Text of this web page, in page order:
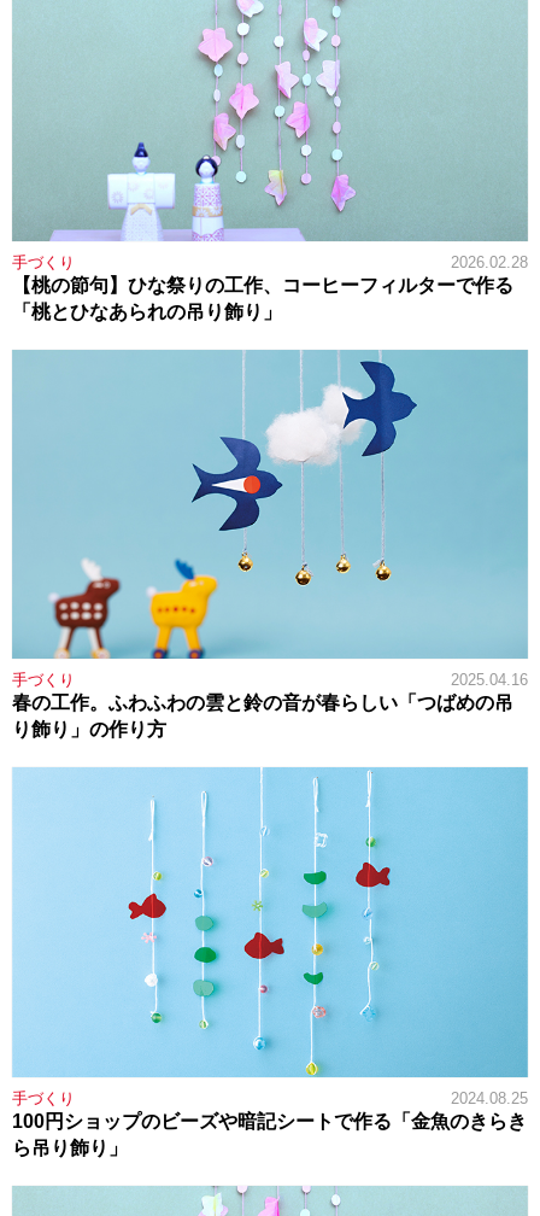
手づくり 2026.02.28
【桃の節句】ひな祭りの工作、コーヒーフィルターで作る
「桃とひなあられの吊り飾り」
手づくり 2025.04.16
春の工作。ふわふわの雲と鈴の音が春らしい「つばめの吊
り飾り」の作り方
手づくり 2024.08.25
100円ショップのビーズや暗記シートで作る「金魚のきらき
ら吊り飾り」